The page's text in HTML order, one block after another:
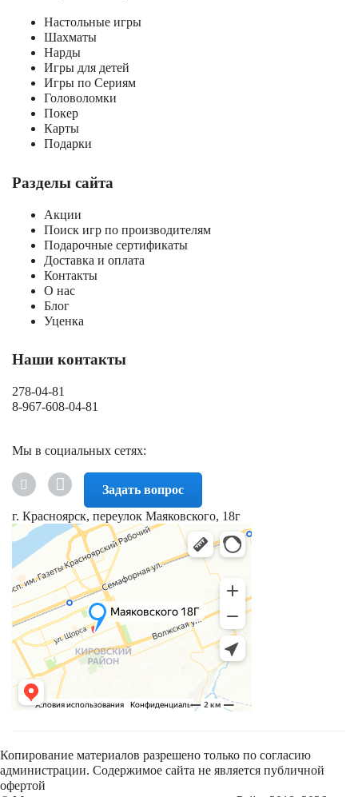
Настольные игры
Шахматы
Нарды
Игры для детей
Игры по Сериям
Головоломки
Покер
Карты
Подарки
Разделы сайта
Акции
Поиск игр по производителям
Подарочные сертификаты
Доставка и оплата
Контакты
О нас
Блог
Уценка
Наши контакты
278-04-81
8-967-608-04-81
Мы в социальных сетях:
Задать вопрос
г. Красноярск, переулок Маяковского, 18г
Копирование материалов разрешено только по согласию
администрации. Содержимое сайта не является публичной
офертой